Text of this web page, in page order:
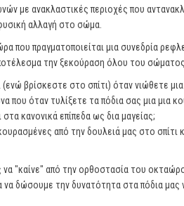
με ανακλαστικές περιοχές που
αλλαγή στο σώμα.
που πραγματοποιείται μια συνεδρία
την ξεκούραση όλου του σώματος.
(ενώ βρίσκεστε στο σπίτι) όταν νιώθετε
που όταν τυλίξετε τα πόδια σας μια μια
κανονικά επίπεδα ως δια μαγείας;
από την δουλειά μας στο σπίτι
"καίνε" από την ορθοστασία του
να δώσουμε την δυνατότητα στα πόδια μας